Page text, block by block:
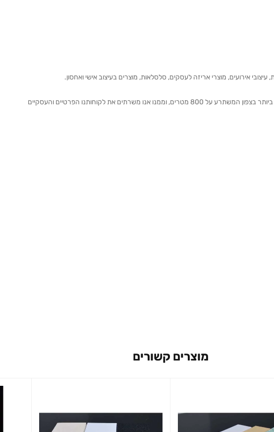
אירועים, מוצרי אריזה לעסקים, סלסלאות, מוצרים בעיצוב אישי ואחסון.
אנחנו מזמינים אותכם להתרשם מאולם התצוגה הגדול והמרשים ביותר בצפון המשתרע על 800 מטרים, וממנו אנו משרתים את לקוחותנו הפרטיים והעסקיים
מוצרים קשורים